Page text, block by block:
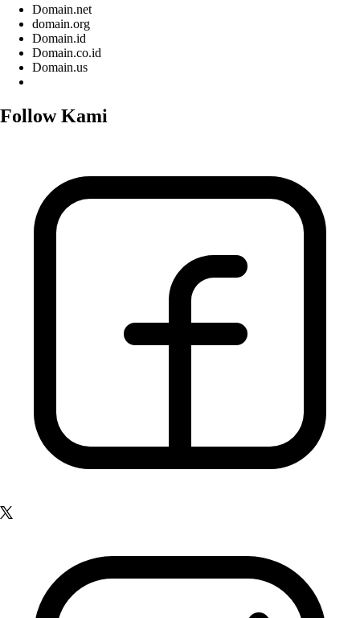
Domain.net
domain.org
Domain.id
Domain.co.id
Domain.us
Follow Kami